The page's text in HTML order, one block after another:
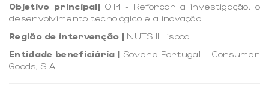
Objetivo principal| OT1 - Reforçar a investigação, o
desenvolvimento tecnológico e a inovação
Região de intervenção |NUTS II Lisboa
Entidade beneficiária | Sovena Portugal – Consumer
Goods, S.A.